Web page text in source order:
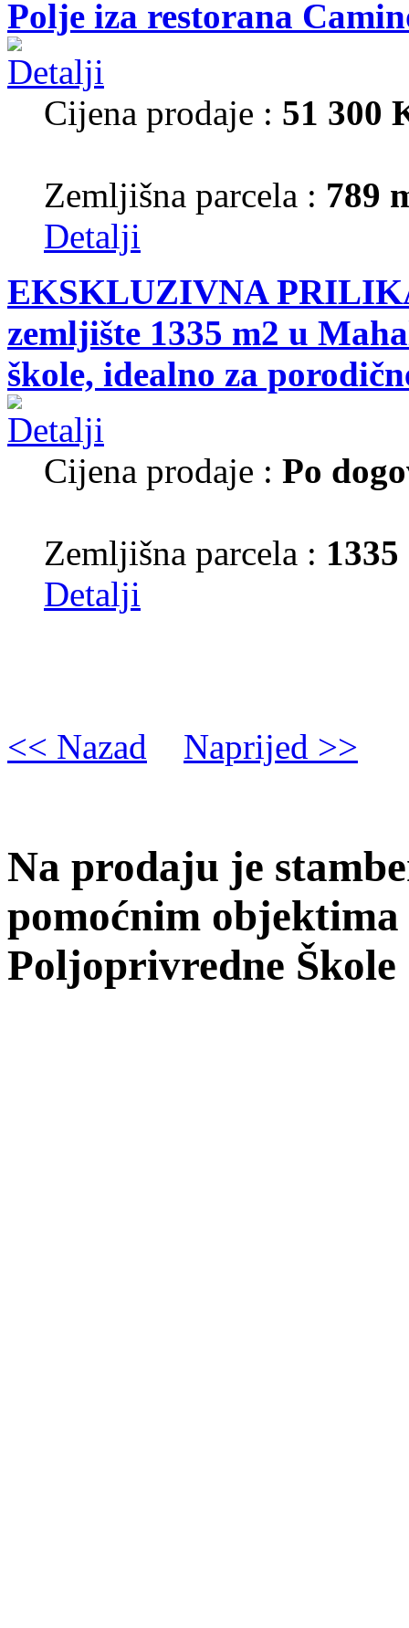
Polje iza restorana
Cijena prodaje : 51 300
Zemljišna parcela : 789
Detalji
EKSKLUZIVNA
zemljište 1335 m2 u
škole, idealno za
Cijena prodaje : Po
Zemljišna parcela : 1335
Detalji
<< Nazad Naprijed >>
Na prodaju je
pomoćnim
Poljoprivredne Škole